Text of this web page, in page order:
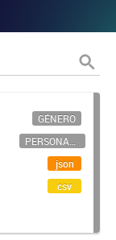
GÉNERO
PERSONAL CIENTÍFICO-TECNOLÓGICO
json
csv